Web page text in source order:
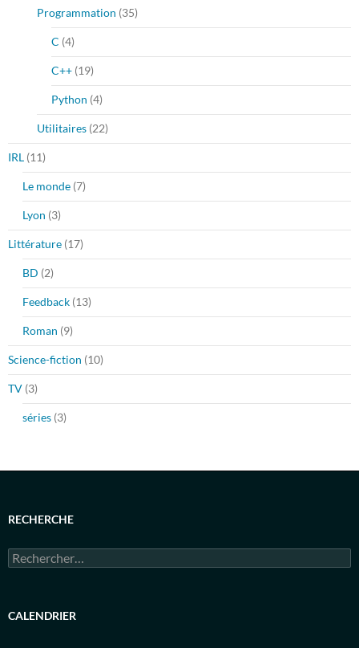
Programmation (35)
C (4)
C++ (19)
Python (4)
Utilitaires (22)
IRL (11)
Le monde (7)
Lyon (3)
Littérature (17)
BD (2)
Feedback (13)
Roman (9)
Science-fiction (10)
TV (3)
séries (3)
RECHERCHE
Rechercher :
CALENDRIER